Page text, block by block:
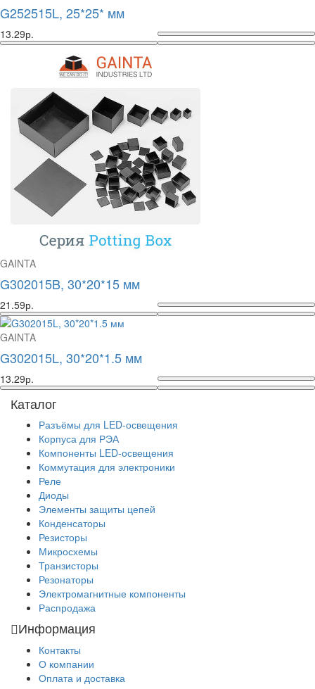
G252515L, 25*25* мм
13.29р.
GAINTA
G302015B, 30*20*15 мм
21.59р.
GAINTA
G302015L, 30*20*1.5 мм
13.29р.
Каталог
Разъёмы для LED-освещения
Корпуса для РЭА
Компоненты LED-освещения
Коммутация для электроники
Реле
Диоды
Элементы защиты цепей
Конденсаторы
Резисторы
Микросхемы
Транзисторы
Резонаторы
Электромагнитные компоненты
Распродажа
Информация
Контакты
О компании
Оплата и доставка